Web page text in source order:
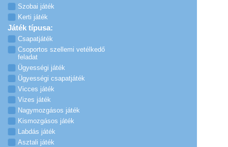
Szobai játék
Kerti játék
Játék típusa:
Csapatjáték
Csoportos szellemi vetélkedő
feladat
Ügyességi játék
Ügyességi csapatjáték
Vicces játék
Vizes játék
Nagymozgásos játék
Kismozgásos játék
Labdás játék
Asztali játék